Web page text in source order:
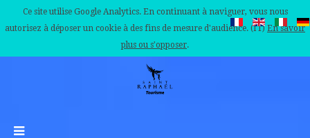
Ce site utilise Google Analytics. En continuant à naviguer, vous nous
autorisez à déposer un cookie à des fins de mesure d'audience. (IT) En savoir
plus ou s'opposer.